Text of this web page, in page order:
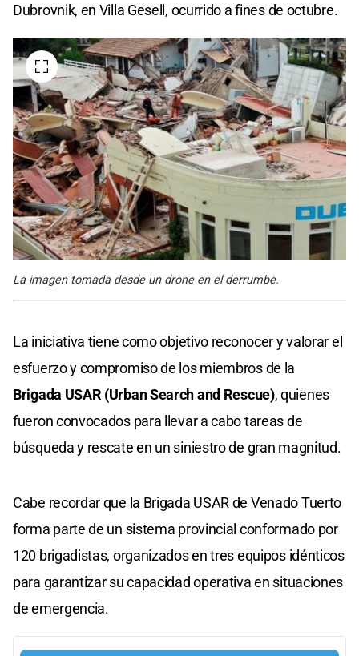
Dubrovnik, en Villa Gesell, ocurrido a fines de octubre.
La imagen tomada desde un drone en el derrumbe.
La iniciativa tiene como objetivo reconocer y valorar el
esfuerzo y compromiso de los miembros de la
Brigada USAR (Urban Search and Rescue), quienes
fueron convocados para llevar a cabo tareas de
búsqueda y rescate en un siniestro de gran magnitud.
Cabe recordar que la Brigada USAR de Venado Tuerto
forma parte de un sistema provincial conformado por
120 brigadistas, organizados en tres equipos idénticos
para garantizar su capacidad operativa en situaciones
de emergencia.